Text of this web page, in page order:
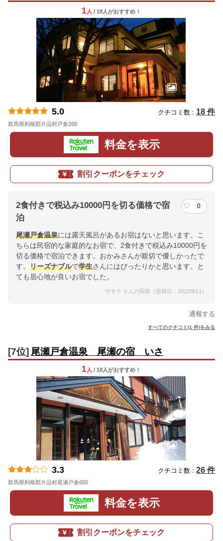
1 人 / 18人がおすすめ！
5.0 クチコミ数 : 18 件
群馬県利根郡片品村戸倉268
料金を表示
割引クーポンをチェック
2食付きで税込み10000円を切る価格で宿
泊
0
尾瀬戸倉温泉には露天風呂があるお宿はないと思います。こ
ちらは民宿的な家庭的なお宿で、2食付きで税込み10000円を
切る価格で宿泊できます。おかみさんが親切で優しかったで
す。 リーズナブルで学生さんにはぴったりかと思います。と
ても居心地が良いお宿でした。
ササラ さんの回答（投稿日：2022/9/11）
通報する
すべてのクチコミ(1 件)をみる
[7位] 尾瀬戸倉温泉 尾瀬の宿 いさ
1 人 / 18人がおすすめ！
3.3 クチコミ数 : 26 件
群馬県利根郡片品村尾瀬戸倉600
料金を表示
割引クーポンをチェック